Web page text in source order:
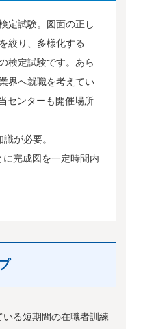
定試験。図面の正し
絞り、多様化する
検定試験です。あら
界へ就職を考えてい
センターも開催場所
が必要。
完成図を一定時間内
る短期間の在職者訓練